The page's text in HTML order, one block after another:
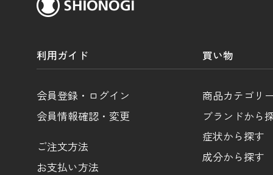
利用ガイド
会員登録・ログイン
会員情報確認・変更
ご注文方法
お支払い方法
買い物
商品カテゴリ
ブランドから
症状から探す
成分から探す